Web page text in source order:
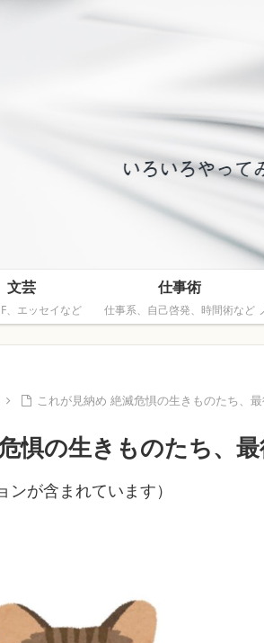
文芸
、エッセイなど
仕事術
仕事系、自己啓発、時間術など
これが見納め 絶滅危惧の生きものたち、
惧の生きものたち、
ンが含まれています）